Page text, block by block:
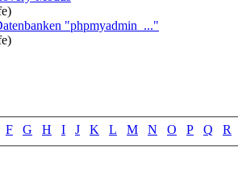
"phpmyadmin_..."
F G H I J K L M N O P Q R